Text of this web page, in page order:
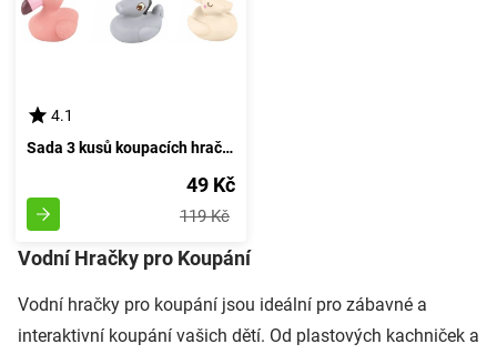
4.1
Sada 3 kusů koupacích hraček z pryže pro vanu velikosti 6 cm
49 Kč
119 Kč
Vodní Hračky pro Koupání
Vodní hračky pro koupání jsou ideální pro zábavné a
interaktivní koupání vašich dětí. Od plastových kachniček a